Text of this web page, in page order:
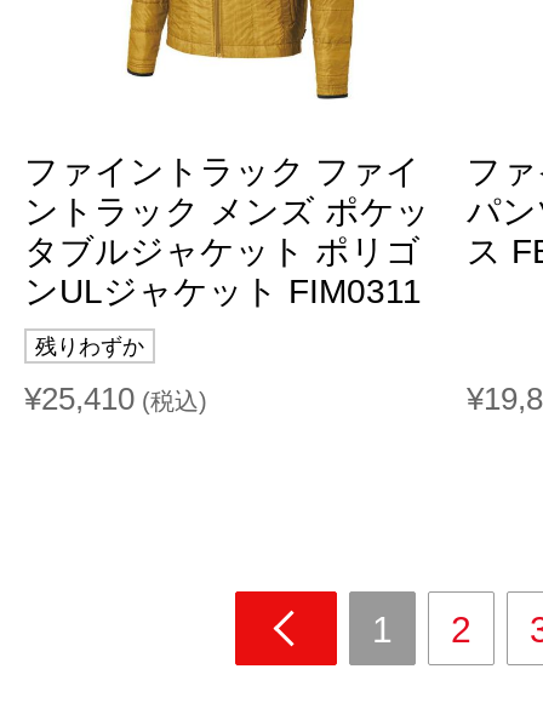
ファイントラック ファイ
ントラック メンズ ポケッ
タブルジャケット ポリゴ
ンULジャケット FIM0311
残りわずか
¥25,410 (税込)
フ
パ
ス
1 2